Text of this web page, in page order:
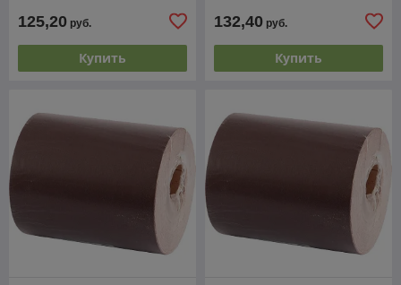
125,20 руб.
Купить
132,40 руб.
Купить